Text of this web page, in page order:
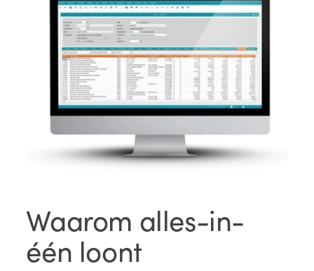
Waarom alles-in-
één loont